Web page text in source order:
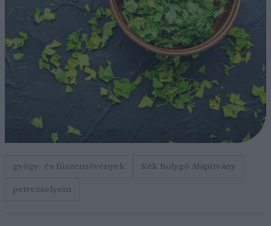
gyógy- és fűszernövények
Kék Bolygó Alapítvány
petrezselyem